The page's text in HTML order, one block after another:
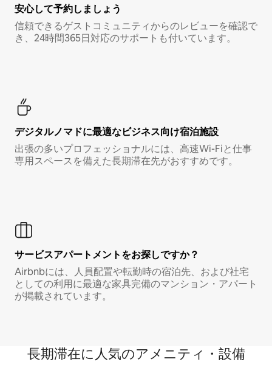
安心して予約しましょう
信頼できるゲストコミュニティからのレビューを確認で
き、24時間365日対応のサポートも付いています。
デジタルノマド⁠に最⁠適⁠なビ⁠ジ⁠ネ⁠ス⁠向⁠け宿⁠泊⁠施⁠設
出張の多いプロフェッショナルには、高速Wi-Fiと仕事
専用スペースを備えた長期滞在先がおすすめです。
サービスアパートメントをお探しですか？
Airbnbには、人員配置や転勤時の宿泊先、および社宅
としての利用に最適な家具完備のマンション・アパート
が掲載されています。
長期滞在に人気のアメニティ・設備